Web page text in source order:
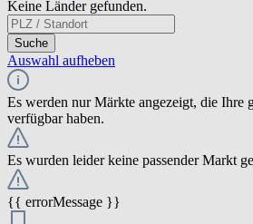
Keine Länder gefunden.
Suche
Auswahl aufheben
Es werden nur Märkte angezeigt, die Ihre
verfügbar haben.
Es wurden leider keine passender Markt
{{ errorMessage }}